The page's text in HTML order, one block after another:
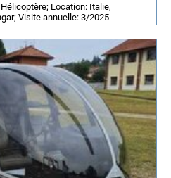
Location: Italie,
Visite annuelle: 3/2025